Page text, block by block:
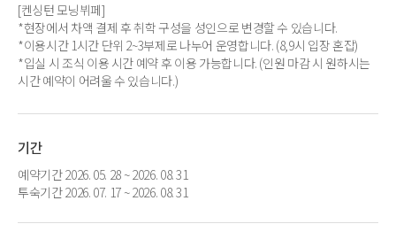
[켄싱턴 모닝뷔페]
*현장에서 차액 결제 후 취학 구성을 성인으로 변경할 수 있습니다.
*이용시간 1시간 단위 2~3부제로 나누어 운영합니다. (8,9시 입장 혼잡)
*입실 시 조식 이용 시간 예약 후 이용 가능합니다. (인원 마감 시 원하시는
시간 예약이 어려울 수 있습니다.)
기간
예약기간 2026. 05. 28 ~ 2026. 08. 31
투숙기간 2026. 07. 17 ~ 2026. 08. 31